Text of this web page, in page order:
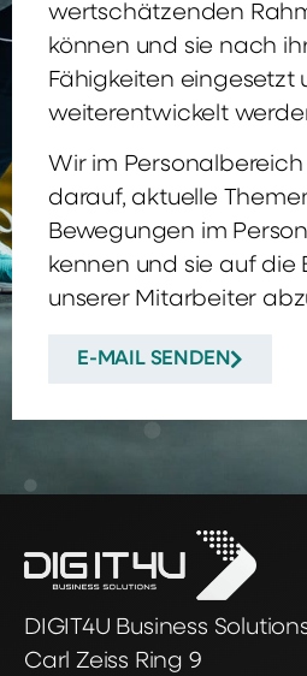
wertschätzenden
können und sie nach
Fähigkeiten eingesetzt
weiterentwickelt
Wir im
darauf, aktuelle
Bewegungen im
kennen und sie auf die
unserer Mitarbeiter
E-MAIL SENDEN
DIGIT4U Business
Carl Zeiss Ring 9